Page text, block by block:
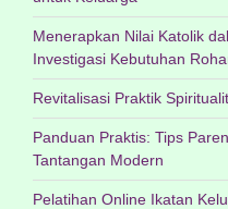
Menerapkan Nilai Katolik
Investigasi Kebutuhan
Revitalisasi Praktik
Panduan Praktis: Tips
Tantangan Modern
Pelatihan Online Ikatan